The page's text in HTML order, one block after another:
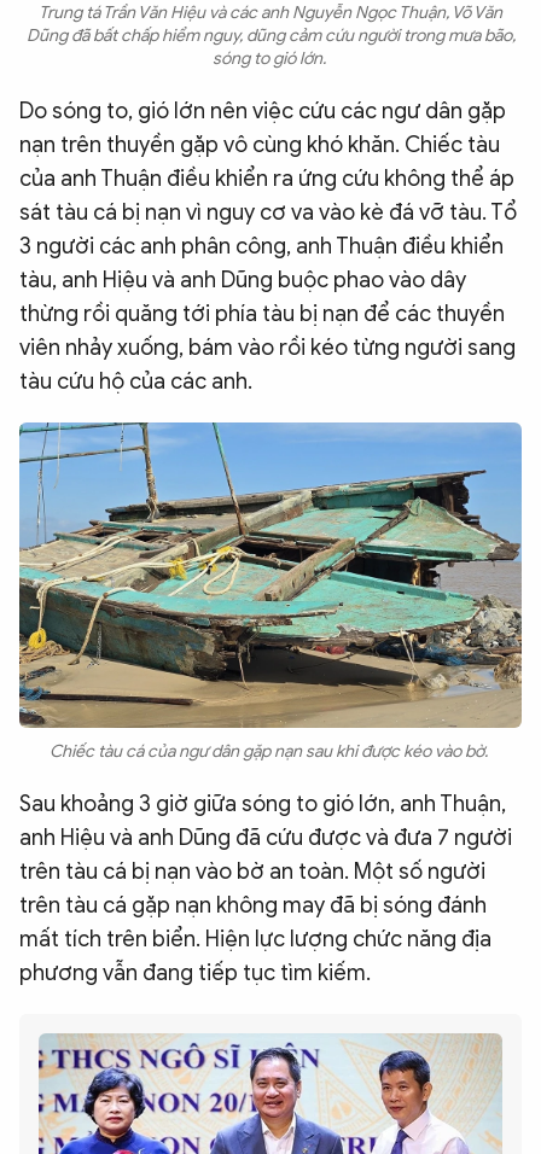
Trung tá Trần Văn Hiệu và các anh Nguyễn Ngọc Thuận, Võ Văn
Dũng đã bất chấp hiểm nguy, dũng cảm cứu người trong mưa bão,
sóng to gió lớn.
Do sóng to, gió lớn nên việc cứu các ngư dân gặp
nạn trên thuyền gặp vô cùng khó khăn. Chiếc tàu
của anh Thuận điều khiển ra ứng cứu không thể áp
sát tàu cá bị nạn vì nguy cơ va vào kè đá vỡ tàu. Tổ
3 người các anh phân công, anh Thuận điều khiển
tàu, anh Hiệu và anh Dũng buộc phao vào dây
thừng rồi quăng tới phía tàu bị nạn để các thuyền
viên nhảy xuống, bám vào rồi kéo từng người sang
tàu cứu hộ của các anh.
Chiếc tàu cá của ngư dân gặp nạn sau khi được kéo vào bờ.
Sau khoảng 3 giờ giữa sóng to gió lớn, anh Thuận,
anh Hiệu và anh Dũng đã cứu được và đưa 7 người
trên tàu cá bị nạn vào bờ an toàn. Một số người
trên tàu cá gặp nạn không may đã bị sóng đánh
mất tích trên biển. Hiện lực lượng chức năng địa
phương vẫn đang tiếp tục tìm kiếm.